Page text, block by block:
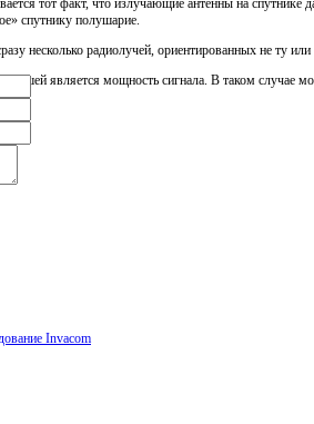
тот факт, что излучающие антенны на спутнике
спутнику полушарие.
несколько радиолучей, ориентированных не ту
является мощность сигнала. В таком случае
Invacom